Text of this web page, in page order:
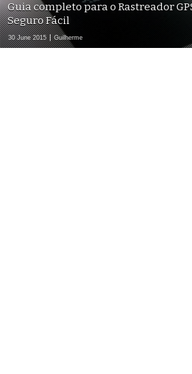
Guia completo para o Rastreador
Seguro Fácil
30 June 2015 Guilherme